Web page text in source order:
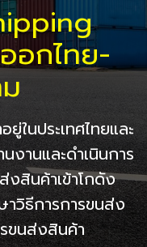
อกไทย-
ในประเทศไทยและ
งานและดำเนินการ
สินค้าเข้าโกดัง
วิธีการการขนส่ง
ขนส่งสินค้า